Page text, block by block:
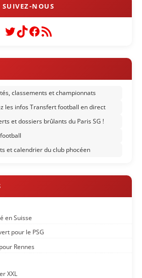
Twitter
TikTok
Facebook
Flux RSS
classements et championnats
les infos Transfert football en direct
et dossiers brûlants du Paris SG !
et calendrier du club phocéen
en Suisse
pour le PSG
Rennes
XXL